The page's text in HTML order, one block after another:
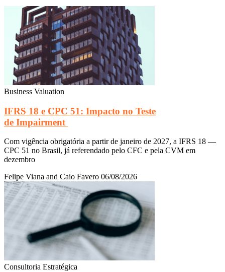
Business Valuation
IFRS 18 e CPC 51: Impacto no Teste
de Impairment
Com vigência obrigatória a partir de janeiro de 2027, a IFRS 18 —
CPC 51 no Brasil, já referendado pelo CFC e pela CVM em
dezembro
Felipe Viana and Caio Favero 06/08/2026
Consultoria Estratégica